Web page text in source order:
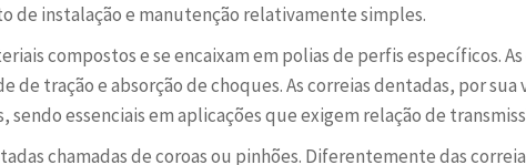
instalação e manutenção relativamente simples.
compostos e se encaixam em polias de perfis específicos. As
de tração e absorção de choques. As correias dentadas, por sua
essenciais em aplicações que exigem relação de
chamadas de coroas ou pinhões. Diferentemente das